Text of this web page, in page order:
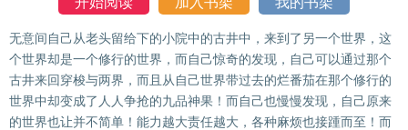
无意间自己从老头留给下的小院中的古井中，来到了另一个世界，这
个世界却是一个修行的世界，而自己惊奇的发现，自己可以通过那个
古井来回穿梭与两界，而且从自己世界带过去的烂番茄在那个修行的
世界中却变成了人人争抢的九品神果！而自己也慢慢发现，自己原来
的世界也让并不简单！能力越大责任越大，各种麻烦也接踵而至！而